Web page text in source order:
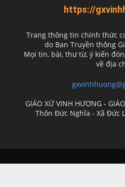
https://
Trang thông tin chính thức
do Ban Truyền thông
Mọi tin, bài, thư từ, ý kiến
về địa
GIÁO XỨ VINH HƯƠNG -
Thôn Đức Nghĩa - Xã Đức